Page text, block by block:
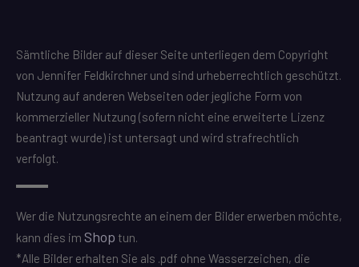
Sämtliche Bilder auf dieser Seite unterliegen dem Copyright
von Jennifer Feldkirchner und sind urheberrechtlich geschützt.
Nutzung auf anderen Webseiten oder jegliche Form von
kommerzieller Nutzung (sofern nicht eine erweiterte Lizenz
beantragt wurde) ist untersagt und wird strafrechtlich
verfolgt.
Wer die Nutzungsrechte an einem der Bilder erwerben möchte,
kann dies im Shop tun.
*Alle Bilder erhalten Sie als .pdf ohne Wasserzeichen, die